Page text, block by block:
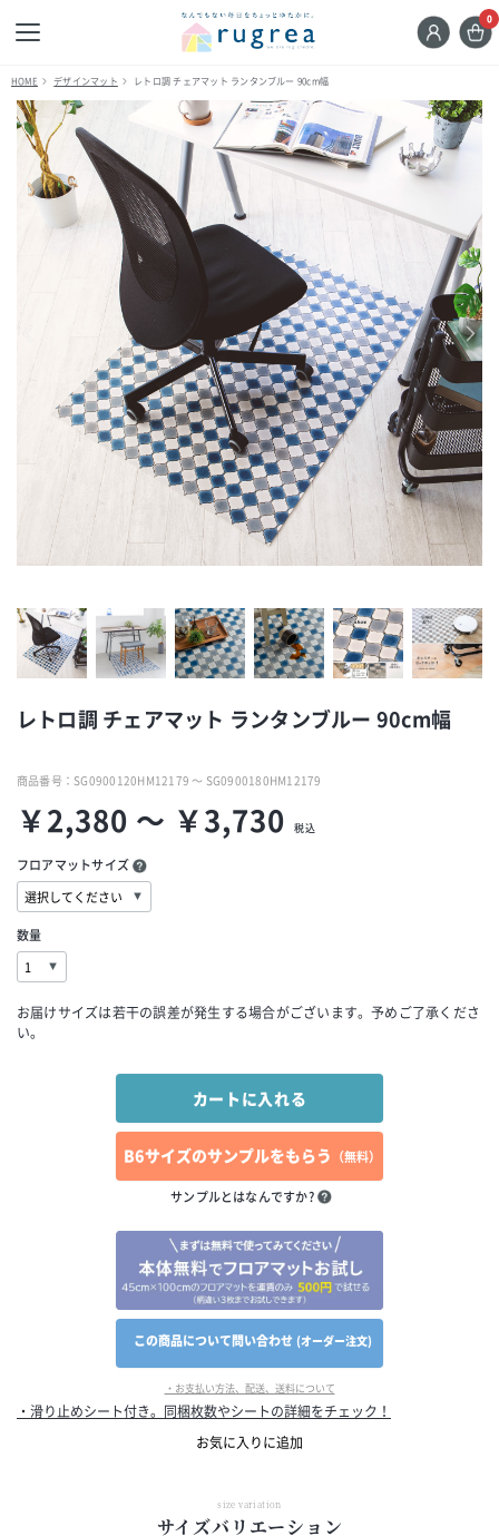
0
HOME デザインマット レトロ調 チェアマット ランタンブルー 90cm幅
レトロ調 チェアマット ランタンブルー 90cm幅
商品番号： SG0900120HM12179 ～ SG0900180HM12179
￥2,380 ～ ￥3,730 税込
フロアマットサイズ
数量
お届けサイズは若干の誤差が発生する場合がございます。予めご了承くださ
い。
B6サイズのサンプルをもらう （無料）
サンプルとはなんですか?
この商品について問い合わせ (オーダー注文)
・お支払い方法、配送、送料について
・滑り止めシート付き。同梱枚数やシートの詳細をチェック！
お気に入りに追加
サイズバリエーション
size variation